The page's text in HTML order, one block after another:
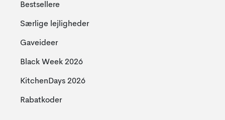
Bestsellere
Særlige lejligheder
Gaveideer
Black Week 2026
KitchenDays 2026
Rabatkoder